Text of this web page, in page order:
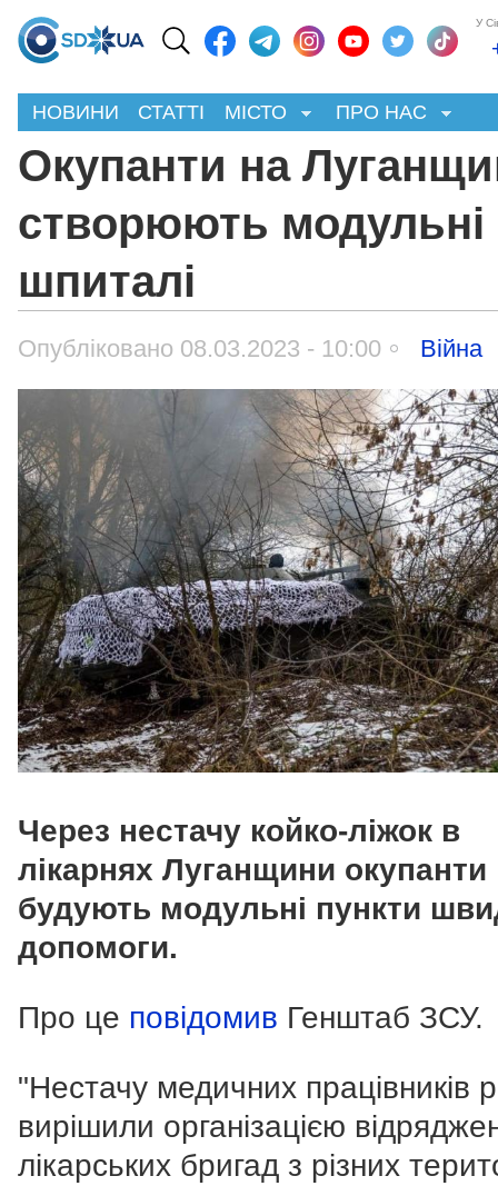
У
НОВИНИ СТАТТІ МІСТО ПРО НАС
Окупанти на
створюють модульні
шпиталі
Опубліковано 08.03.2023 - 10:00 Війна
Через нестачу койко-ліжок в
лікарнях Луганщини окупанти
будують модульні пункти
допомоги.
Про це повідомив Генштаб ЗСУ.
"Нестачу медичних працівників
вирішили організацією
лікарських бригад з різних